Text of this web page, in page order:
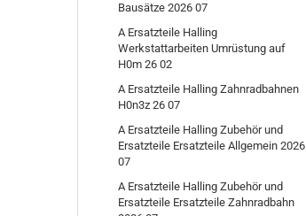
Bausätze 2026 07
A Ersatzteile Halling
Werkstattarbeiten Umrüstung auf
H0m 26 02
A Ersatzteile Halling Zahnradbahnen
H0n3z 26 07
A Ersatzteile Halling Zubehör und
Ersatzteile Ersatzteile Allgemein 2026
07
A Ersatzteile Halling Zubehör und
Ersatzteile Ersatzteile Zahnradbahn